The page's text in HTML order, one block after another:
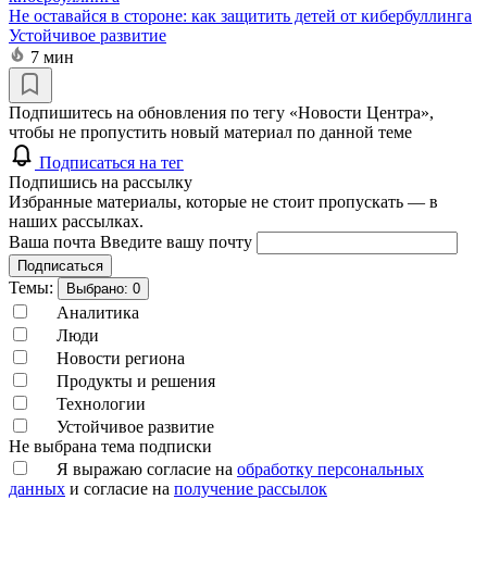
Не оставайся в стороне: как защитить детей от кибербуллинга
Устойчивое развитие
7 мин
Подпишитесь на обновления по тегу «Новости Центра»,
чтобы не пропустить новый материал по данной теме
Подписаться на тег
Подпишись на рассылку
Избранные материалы, которые не стоит пропускать — в
наших рассылках.
Ваша почта Введите вашу почту
Подписаться
Темы: Выбрано: 0
Аналитика
Люди
Новости региона
Продукты и решения
Технологии
Устойчивое развитие
Не выбрана тема подписки
Я выражаю согласие на обработку персональных
данных и согласие на получение рассылок